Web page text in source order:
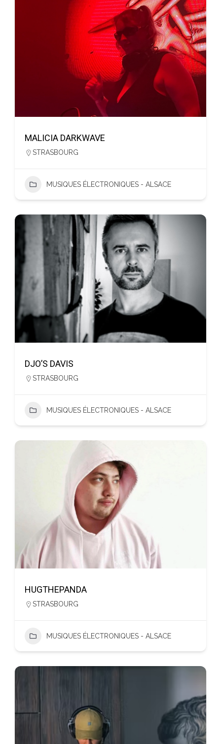
MALICIA DARKWAVE
STRASBOURG
MUSIQUES ÉLECTRONIQUES - ALSACE
DJO’S DAVIS
STRASBOURG
MUSIQUES ÉLECTRONIQUES - ALSACE
HUGTHEPANDA
STRASBOURG
MUSIQUES ÉLECTRONIQUES - ALSACE